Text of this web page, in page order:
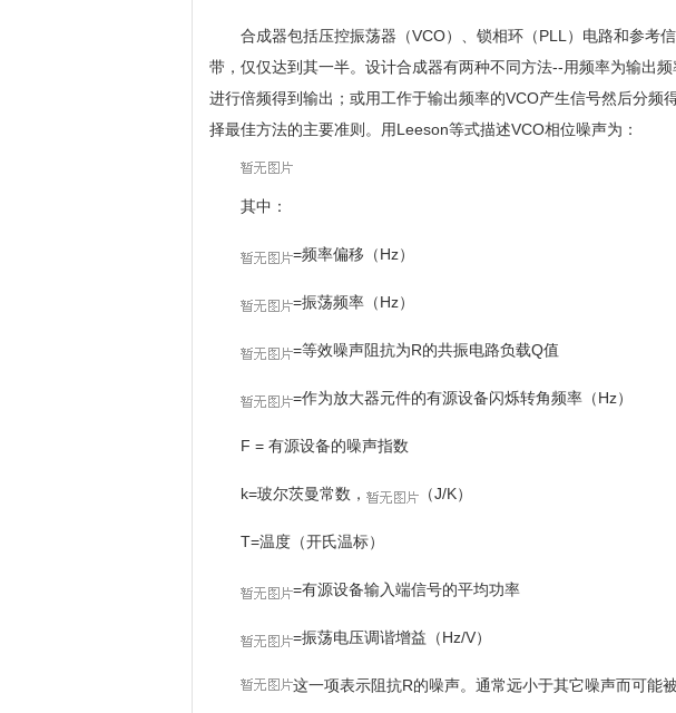
合成器包括压控振荡器（VCO）、锁相环（PLL）电路和参考
带，仅仅达到其一半。设计合成器有两种不同方法--用频率为输出
进行倍频得到输出；或用工作于输出频率的VCO产生信号然后分频
择最佳方法的主要准则。用Leeson等式描述VCO相位噪声为：
其中：
=频率偏移（Hz）
=振荡频率（Hz）
=等效噪声阻抗为R的共振电路负载Q值
=作为放大器元件的有源设备闪烁转角频率（Hz）
F = 有源设备的噪声指数
k=玻尔茨曼常数， （J/K）
T=温度（开氏温标）
=有源设备输入端信号的平均功率
=振荡电压调谐增益（Hz/V）
这一项表示阻抗R的噪声。通常远小于其它噪声而可能被